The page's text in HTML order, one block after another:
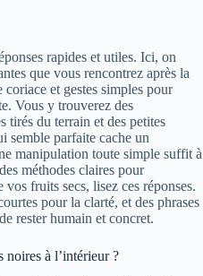
rapides et utiles. Ici, on
que vous rencontrez après la
et gestes simples pour
Vous y trouverez des
tirés du terrain et des petites
semble parfaite cache un
manipulation toute simple suffit à
méthodes claires pour
vos fruits secs, lisez ces réponses.
pour la clarté, et des phrases
rester humain et concret.
noires à l’intérieur ?